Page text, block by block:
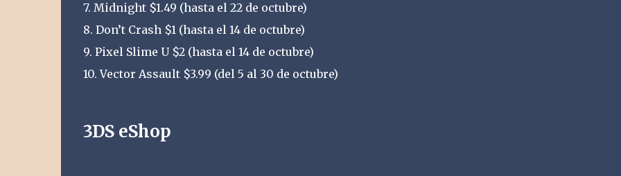
7. Midnight $1.49 (hasta el 22 de octubre)
8. Don’t Crash $1 (hasta el 14 de octubre)
9. Pixel Slime U $2 (hasta el 14 de octubre)
10. Vector Assault $3.99 (del 5 al 30 de octubre)
3DS eShop